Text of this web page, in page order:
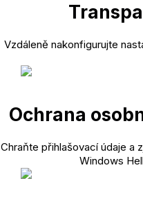
Vzdáleně nakonfigurujte
Ochrana
Chraňte přihlašovací údaje a
Windows